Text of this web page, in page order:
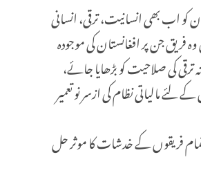
اب بھی انسانیت، ترقی، انسانی
جن پر افغانستان کی موجودہ
ترقی کی صلاحیت کو بڑھایا جائے،
مالیاتی نظام کی ازسر نو تعمیر
تمام فریقوں کے خدشات کا موثر حل